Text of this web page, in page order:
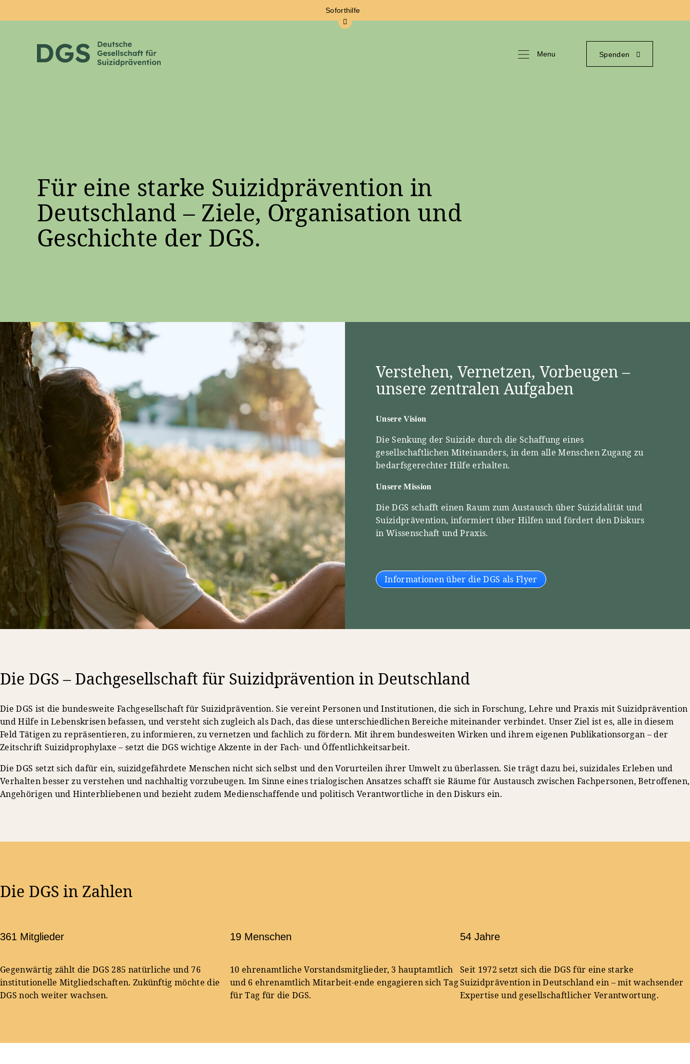
Soforthilfe
Menu Spenden
Für eine starke Suizidprävention in
Deutschland – Ziele, Organisation und
Geschichte der DGS.
Verstehen, Vernetzen, Vorbeugen –
unsere zentralen Aufgaben
Unsere Vision
Die Senkung der Suizide durch die Schaffung eines
gesellschaftlichen Miteinanders, in dem alle Menschen Zugang zu
bedarfsgerechter Hilfe erhalten.
Unsere Mission
Die DGS schafft einen Raum zum Austausch über Suizidalität und
Suizidprävention, informiert über Hilfen und fördert den Diskurs
in Wissenschaft und Praxis.
Informationen über die DGS als Flyer
Die DGS – Dachgesellschaft für Suizidprävention in Deutschland
Die DGS ist die bundesweite Fachgesellschaft für Suizidprävention. Sie vereint Personen und Institutionen, die sich in Forschung, Lehre und Praxis mit Suizidprävention
und Hilfe in Lebenskrisen befassen, und versteht sich zugleich als Dach, das diese unterschiedlichen Bereiche miteinander verbindet. Unser Ziel ist es, alle in diesem
Feld Tätigen zu repräsentieren, zu informieren, zu vernetzen und fachlich zu fördern. Mit ihrem bundesweiten Wirken und ihrem eigenen Publikationsorgan – der
Zeitschrift Suizidprophylaxe – setzt die DGS wichtige Akzente in der Fach- und Öffentlichkeitsarbeit.
Die DGS setzt sich dafür ein, suizidgefährdete Menschen nicht sich selbst und den Vorurteilen ihrer Umwelt zu überlassen. Sie trägt dazu bei, suizidales Erleben und
Verhalten besser zu verstehen und nachhaltig vorzubeugen. Im Sinne eines trialogischen Ansatzes schafft sie Räume für Austausch zwischen Fachpersonen, Betroffenen,
Angehörigen und Hinterbliebenen und bezieht zudem Medienschaffende und politisch Verantwortliche in den Diskurs ein.
Die DGS in Zahlen
361 Mitglieder
Gegenwärtig zählt die DGS 285 natürliche und 76
institutionelle Mitgliedschaften. Zukünftig möchte die
DGS noch weiter wachsen.
19 Menschen
10 ehrenamtliche Vorstandsmitglieder, 3 hauptamtlich
und 6 ehrenamtlich Mitarbeit-ende engagieren sich Tag
für Tag für die DGS.
54 Jahre
Seit 1972 setzt sich die DGS für eine starke
Suizidprävention in Deutschland ein – mit wachsender
Expertise und gesellschaftlicher Verantwortung.